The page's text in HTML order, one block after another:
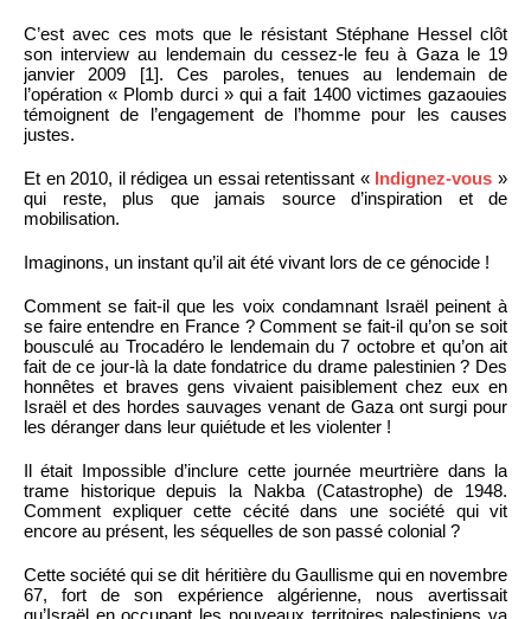
C’est avec ces mots que le résistant Stéphane Hessel clôt
son interview au lendemain du cessez-le feu à Gaza le 19
janvier 2009 [1]. Ces paroles, tenues au lendemain de
l’opération « Plomb durci » qui a fait 1400 victimes gazaouies
témoignent de l’engagement de l’homme pour les causes
justes.
Et en 2010, il rédigea un essai retentissant « Indignez-vous »
qui reste, plus que jamais source d’inspiration et de
mobilisation.
Imaginons, un instant qu’il ait été vivant lors de ce génocide !
Comment se fait-il que les voix condamnant Israël peinent à
se faire entendre en France ? Comment se fait-il qu’on se soit
bousculé au Trocadéro le lendemain du 7 octobre et qu’on ait
fait de ce jour-là la date fondatrice du drame palestinien ? Des
honnêtes et braves gens vivaient paisiblement chez eux en
Israël et des hordes sauvages venant de Gaza ont surgi pour
les déranger dans leur quiétude et les violenter !
Il était Impossible d’inclure cette journée meurtrière dans la
trame historique depuis la Nakba (Catastrophe) de 1948.
Comment expliquer cette cécité dans une société qui vit
encore au présent, les séquelles de son passé colonial ?
Cette société qui se dit héritière du Gaullisme qui en novembre
67, fort de son expérience algérienne, nous avertissait
qu’Israël en occupant les nouveaux territoires palestiniens va